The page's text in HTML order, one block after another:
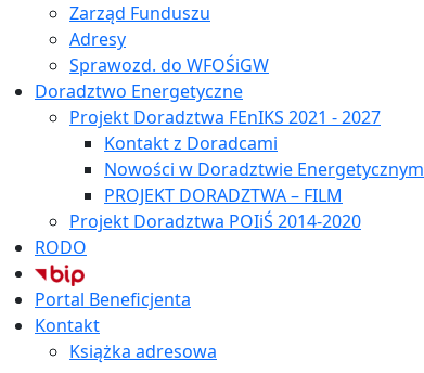
Zarząd Funduszu
Adresy
Sprawozd. do WFOŚiGW
Doradztwo Energetyczne
Projekt Doradztwa FEnIKS 2021 - 2027
Kontakt z Doradcami
Nowości w Doradztwie Energetycznym
PROJEKT DORADZTWA – FILM
Projekt Doradztwa POIiŚ 2014-2020
RODO
Portal Beneficjenta
Kontakt
Książka adresowa